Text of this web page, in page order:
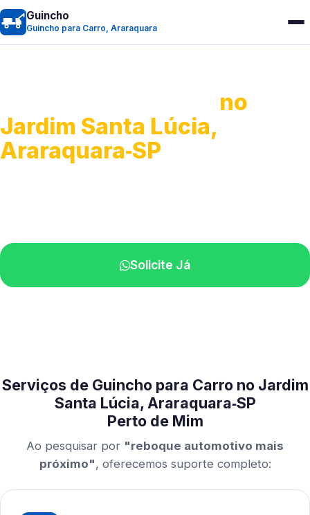
Guincho
Guincho para Carro, Araraquara
no
Jardim Santa Lúcia,
Araraquara‑SP
Solicite Já
Serviços de Guincho para Carro no Jardim
Santa Lúcia, Araraquara‑SP
Perto de Mim
Ao pesquisar por "reboque automotivo mais
próximo", oferecemos suporte completo: